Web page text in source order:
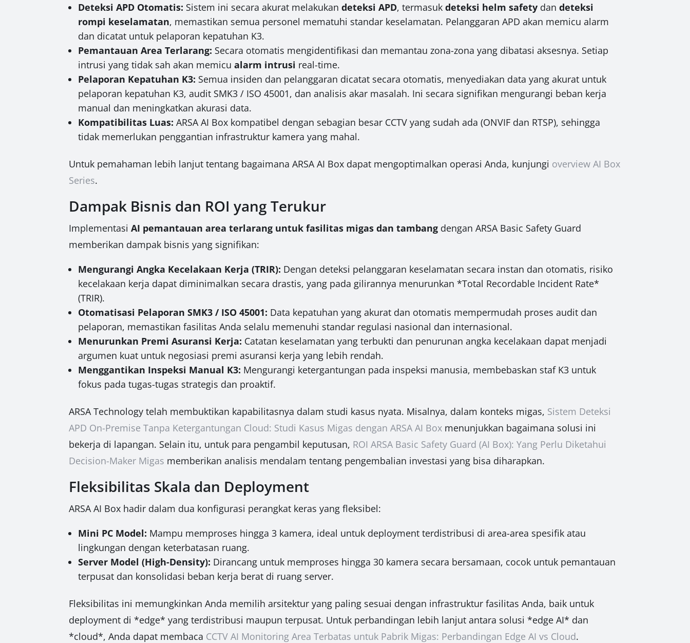
Deteksi APD Otomatis: Sistem ini secara akurat melakukandeteksi APD, termasukdeteksi helm safety dandeteksi
rompi keselamatan, memastikan semua personel mematuhi standar keselamatan. Pelanggaran APD akan memicu alarm
dan dicatat untuk pelaporan kepatuhan K3.
Pemantauan Area Terlarang: Secara otomatis mengidentifikasi dan memantau zona-zona yang dibatasi aksesnya. Setiap
intrusi yang tidak sah akan memicualarm intrusi real-time.
Pelaporan Kepatuhan K3: Semua insiden dan pelanggaran dicatat secara otomatis, menyediakan data yang akurat untuk
pelaporan kepatuhan K3, audit SMK3 / ISO 45001, dan analisis akar masalah. Ini secara signifikan mengurangi beban kerja
manual dan meningkatkan akurasi data.
Kompatibilitas Luas: ARSA AI Box kompatibel dengan sebagian besar CCTV yang sudah ada (ONVIF dan RTSP), sehingga
tidak memerlukan penggantian infrastruktur kamera yang mahal.
Untuk pemahaman lebih lanjut tentang bagaimana ARSA AI Box dapat mengoptimalkan operasi Anda, kunjungi overview AI Box
Series.
Dampak Bisnis dan ROI yang Terukur
ImplementasiAI pemantauan area terlarang untuk fasilitas migas dan tambang dengan ARSA Basic Safety Guard
memberikan dampak bisnis yang signifikan:
Mengurangi Angka Kecelakaan Kerja (TRIR): Dengan deteksi pelanggaran keselamatan secara instan dan otomatis, risiko
kecelakaan kerja dapat diminimalkan secara drastis, yang pada gilirannya menurunkan *Total Recordable Incident Rate*
(TRIR).
Otomatisasi Pelaporan SMK3 / ISO 45001: Data kepatuhan yang akurat dan otomatis mempermudah proses audit dan
pelaporan, memastikan fasilitas Anda selalu memenuhi standar regulasi nasional dan internasional.
Menurunkan Premi Asuransi Kerja: Catatan keselamatan yang terbukti dan penurunan angka kecelakaan dapat menjadi
argumen kuat untuk negosiasi premi asuransi kerja yang lebih rendah.
Menggantikan Inspeksi Manual K3: Mengurangi ketergantungan pada inspeksi manusia, membebaskan staf K3 untuk
fokus pada tugas-tugas strategis dan proaktif.
ARSA Technology telah membuktikan kapabilitasnya dalam studi kasus nyata. Misalnya, dalam konteks migas, Sistem Deteksi
APD On-Premise Tanpa Ketergantungan Cloud: Studi Kasus Migas dengan ARSA AI Box menunjukkan bagaimana solusi ini
bekerja di lapangan. Selain itu, untuk para pengambil keputusan, ROI ARSA Basic Safety Guard (AI Box): Yang Perlu Diketahui
Decision-Maker Migas memberikan analisis mendalam tentang pengembalian investasi yang bisa diharapkan.
Fleksibilitas Skala dan Deployment
ARSA AI Box hadir dalam dua konfigurasi perangkat keras yang fleksibel:
Mini PC Model: Mampu memproses hingga 3 kamera, ideal untuk deployment terdistribusi di area-area spesifik atau
lingkungan dengan keterbatasan ruang.
Server Model (High-Density): Dirancang untuk memproses hingga 30 kamera secara bersamaan, cocok untuk pemantauan
terpusat dan konsolidasi beban kerja berat di ruang server.
Fleksibilitas ini memungkinkan Anda memilih arsitektur yang paling sesuai dengan infrastruktur fasilitas Anda, baik untuk
deployment di *edge* yang terdistribusi maupun terpusat. Untuk perbandingan lebih lanjut antara solusi *edge AI* dan
*cloud*, Anda dapat membaca CCTV AI Monitoring Area Terbatas untuk Pabrik Migas: Perbandingan Edge AI vs Cloud.